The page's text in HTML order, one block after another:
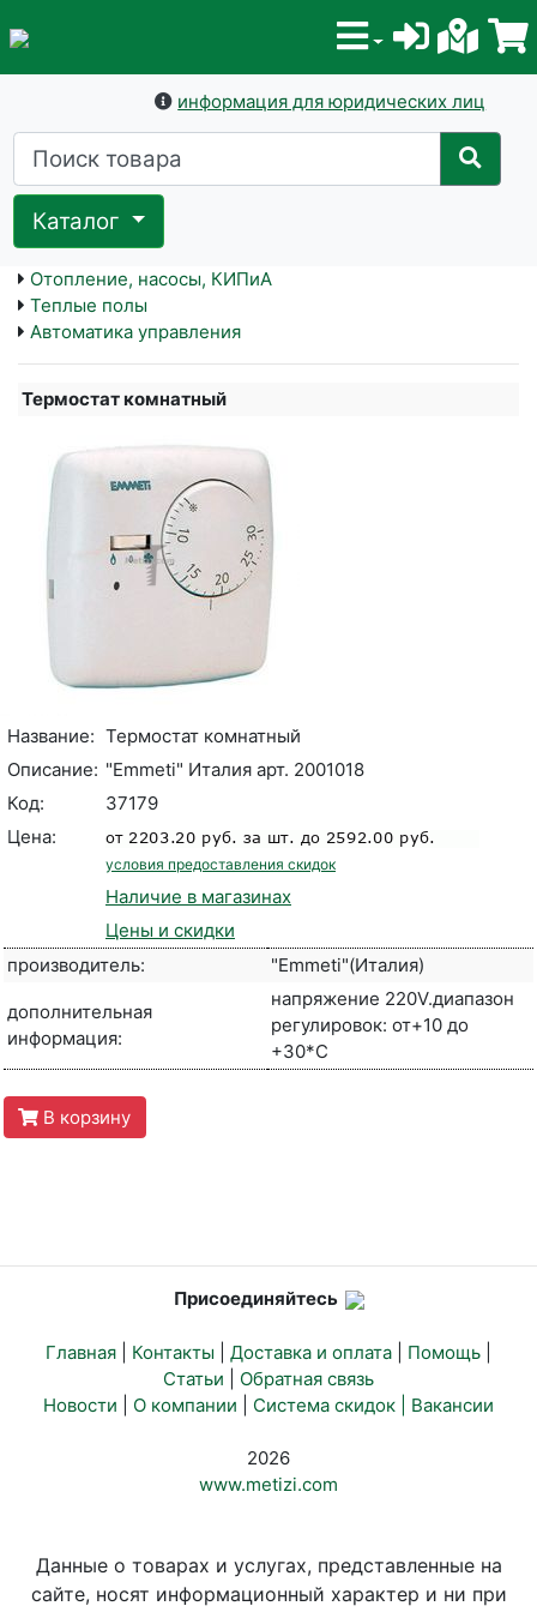
информация для юридических лиц
Каталог
Отопление, насосы, КИПиА
Теплые полы
Автоматика управления
Термостат комнатный
Название: Термостат комнатный
Описание: "Emmeti" Италия арт. 2001018
Код:
37179
Цена:
условия предоставления скидок
Наличие в магазинах
Цены и скидки
производитель:
"Emmeti"(Италия)
дополнительная
информация:
напряжение 220V.диапазон
регулировок: от+10 до
+30*С
В корзину
Присоединяйтесь
Главная Контакты Доставка и оплата Помощь
Статьи
Обратная связь
Новости
О компании Система скидок | Вакансии
2026
www.metizi.com
Данные о товарах и услугах, представленные на
сайте, носят информационный характер и ни при